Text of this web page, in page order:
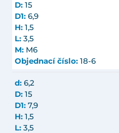
D: 15
D1: 6,9
H: 1,5
L: 3,5
M: M6
Objednací číslo: 18-6
d: 6,2
D: 15
D1: 7,9
H: 1,5
L: 3,5